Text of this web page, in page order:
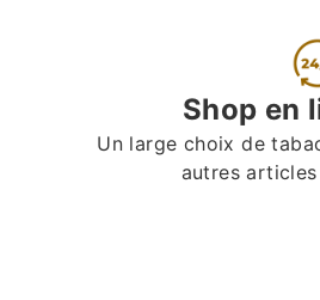
Shop en
Un large choix de
autres